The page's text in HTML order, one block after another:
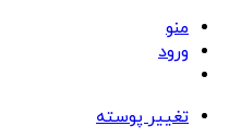
منو
ورود
تغییر پوسته